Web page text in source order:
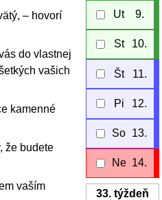
– hovorí
do vlastnej
vašich
kamenné
že budete
vaším
Ut 9.
St 10.
Št 11.
Pi 12.
So 13.
Ne 14.
33. týždeň